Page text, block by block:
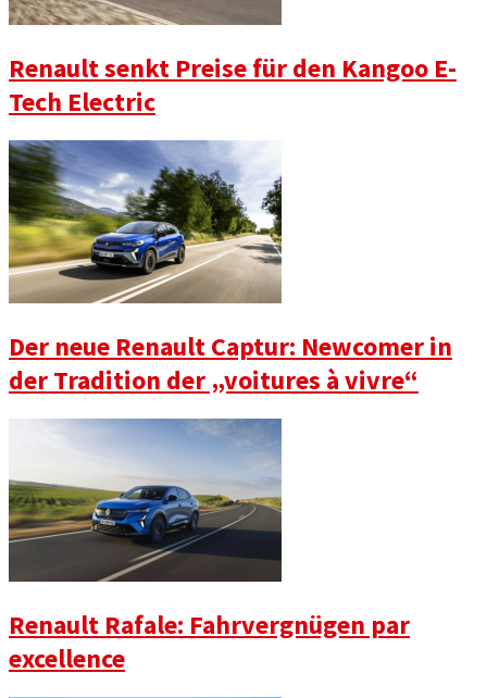
Renault senkt Preise für den Kangoo E-
Tech Electric
Der neue Renault Captur: Newcomer in
der Tradition der „voitures à vivre“
Renault Rafale: Fahrvergnügen par
excellence